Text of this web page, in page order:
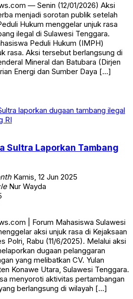
— Senin (12/01/2026) Aksi
menjadi sorotan publik setelah
Hukum menggelar unjuk rasa
ilegal di Sulawesi Tenggara.
Peduli Hukum (IMPH)
rasa. Aksi tersebut berlangsung di
Mineral dan Batubara (Dirjen
Energi dan Sumber Daya […]
Sultra Laporkan Tambang
Kamis, 12 Jun 2025
Nur Wayda
| Forum Mahasiswa Sulawesi
aksi unjuk rasa di Kejaksaan
Polri, Rabu (11/6/2025). Melalui aksi
dugaan pelanggaran
yang melibatkan CV. Yulan
Konawe Utara, Sulawesi Tenggara.
menyoroti aktivitas pertambangan
berlangsung di wilayah […]